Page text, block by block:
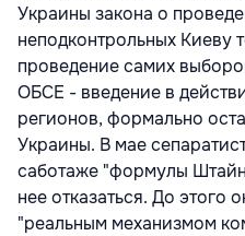
Украины закона о
неподконтрольных Киеву
проведение самих
ОБСЕ - введение в
регионов, формально
Украины. В мае
саботаже "формулы
нее отказаться. До этого
"реальным механизмом